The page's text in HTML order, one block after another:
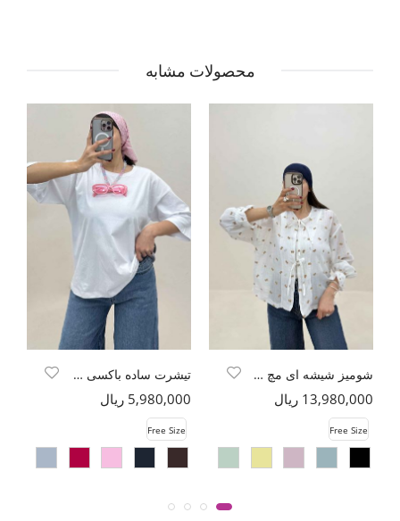
محصولات مشابه
شومیز شیشه ای مچ کش جلو دو بند p
13,980,000 ریال
Free Size
تیشرت ساده باکسی روبان کد 301
5,980,000 ریال
Free Size